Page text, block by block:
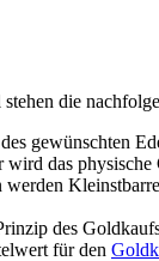
die
gewünschten
das
des
für den